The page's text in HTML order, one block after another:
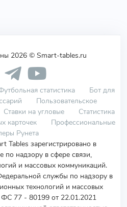
2026 © Smart-tables.ru
статистика
Бот для
Пользовательское
Ставки на угловые
Статистика
карточек
Профессиональные
Рунета
Tables зарегистрировано в
по надзору в сфере связи,
и массовых коммуникаций.
службы по надзору в
технологий и массовых
77 - 80199 от 22.01.2021